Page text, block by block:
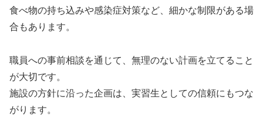
食べ物の持ち込みや感染症対策など、細かな制限がある場
合もあります。
職員への事前相談を通じて、無理のない計画を立てること
が大切です。
施設の方針に沿った企画は、実習生としての信頼にもつな
がります。